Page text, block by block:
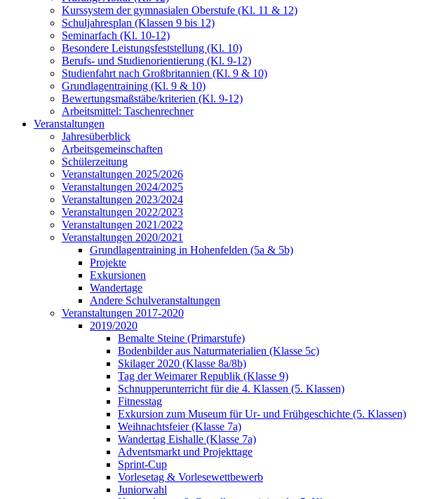
Kurssystem der gymnasialen Oberstufe (Kl. 11 & 12)
Schuljahresplan (Klassen 9 bis 12)
Seminarfach (Kl. 10-12)
Besondere Leistungsfeststellung (Kl. 10)
Berufs- und Studienorientierung (Kl. 9-12)
Studienfahrt nach Großbritannien (Kl. 9 & 10)
Grundlagentraining (Kl. 9 & 10)
Bewertungsmaßstäbe/kriterien (Kl. 9-12)
Arbeitsmittel: Taschenrechner
Veranstaltungen
Jahresüberblick
Arbeitsgemeinschaften
Schülerzeitung
Veranstaltungen 2025/2026
Veranstaltungen 2024/2025
Veranstaltungen 2023/2024
Veranstaltungen 2022/2023
Veranstaltungen 2021/2022
Veranstaltungen 2020/2021
Grundlagentraining in Hohenfelden (5a & 5b)
Projekte
Exkursionen
Wandertage
Andere Schulveranstaltungen
Veranstaltungen 2017-2020
2019/2020
Bemalte Steine (Primarstufe)
Bodenbilder aus Naturmaterialien (Klasse 5c)
Skilager 2020 (Klasse 8a/8b)
Tag der Weimarer Republik (Klasse 9)
Schnupperunterricht für die 4. Klassen (5. Klassen)
Fitnesstag
Exkursion zum Museum für Ur- und Frühgeschichte (5. Klassen)
Weihnachtsfeier (Klasse 7a)
Wandertag Eishalle (Klasse 7a)
Adventsmarkt und Projekttage
Sprint-Cup
Vorlesetag & Vorlesewettbewerb
Juniorwahl